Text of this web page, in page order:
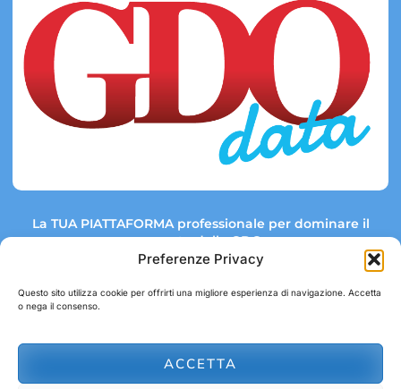
Preferenze Privacy
Questo sito utilizza cookie per offrirti una migliore esperienza di navigazione. Accetta
o nega il consenso.
ACCETTA
La TUA PIATTAFORMA professionale per dominare il
mercato della GDO.
Link rapidi:
abbonamenti@gdodata.it